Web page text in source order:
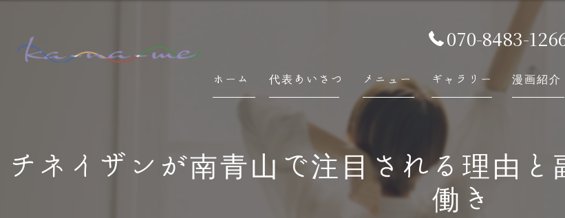
070-8483-
ホーム 代表あいさつ メニュー ギャラリー 漫画紹介
チネイザンが南青山で注目される理由
働き